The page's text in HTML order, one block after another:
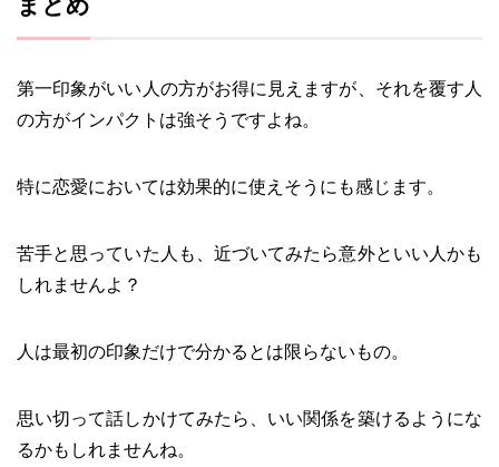
第一印象がいい人の方がお得に見えますが、それを覆す人
の方がインパクトは強そうですよね。
特に恋愛においては効果的に使えそうにも感じます。
苦手と思っていた人も、近づいてみたら意外といい人かも
しれませんよ？
人は最初の印象だけで分かるとは限らないもの。
思い切って話しかけてみたら、いい関係を築けるようにな
るかもしれませんね。